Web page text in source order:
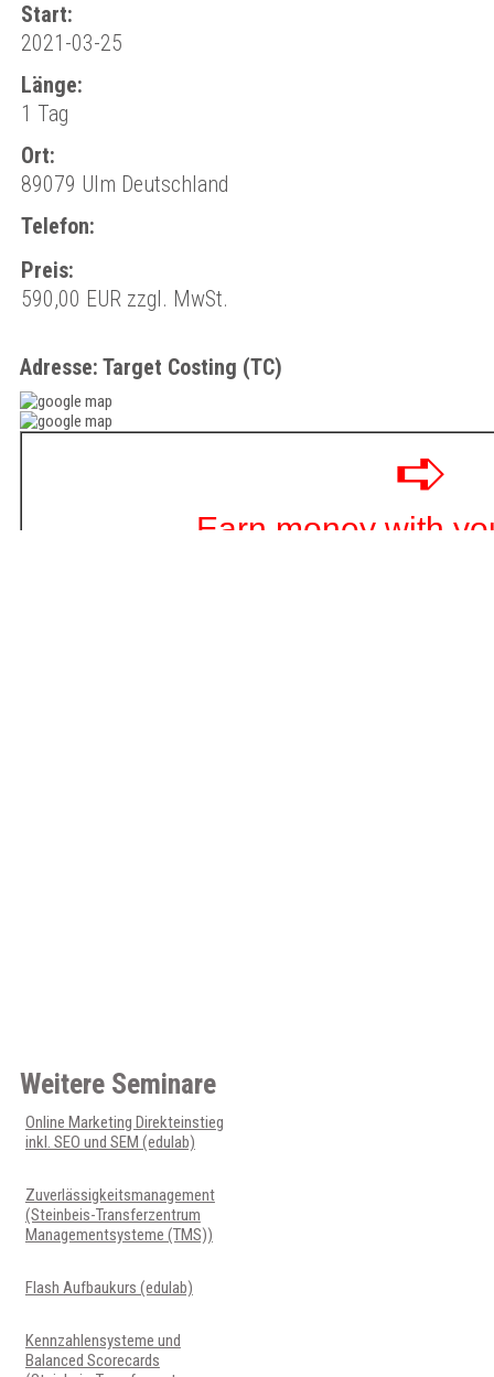
Start:
2021-03-25
Länge:
1 Tag
Ort:
89079 Ulm Deutschland
Telefon:
Preis:
590,00 EUR zzgl. MwSt.
Adresse: Target Costing (TC)
Weitere Seminare
Online Marketing Direkteinstieg
inkl. SEO und SEM (edulab)
Zuverlässigkeitsmanagement
(Steinbeis-Transferzentrum
Managementsysteme (TMS))
Flash Aufbaukurs (edulab)
Kennzahlensysteme und
Balanced Scorecards